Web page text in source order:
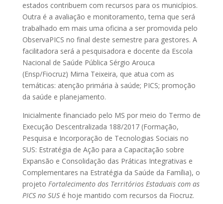
estados contribuem com recursos para os municípios.
Outra é a avaliação e monitoramento, tema que será
trabalhado em mais uma oficina a ser promovida pelo
ObservaPICS no final deste semestre para gestores. A
facilitadora será a pesquisadora e docente da Escola
Nacional de Saúde Pública Sérgio Arouca
(Ensp/Fiocruz) Mirna Teixeira, que atua com as
temáticas: atenção primária à saúde; PICS; promoção
da saúde e planejamento.
Inicialmente financiado pelo MS por meio do Termo de
Execução Descentralizada 188/2017 (Formação,
Pesquisa e Incorporação de Tecnologias Sociais no
SUS: Estratégia de Ação para a Capacitação sobre
Expansão e Consolidação das Práticas Integrativas e
Complementares na Estratégia da Saúde da Família), o
projeto Fortalecimento dos Territórios Estaduais com as
PICS no SUS é hoje mantido com recursos da Fiocruz.